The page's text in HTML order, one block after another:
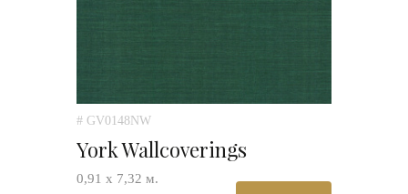
# GV0148NW
York Wallcoverings
0,91 х 7,32 м.